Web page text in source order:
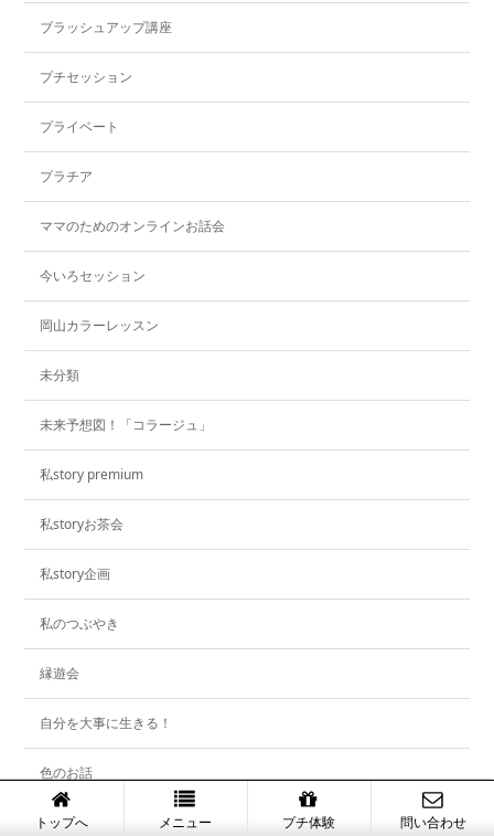
ブラッシュアップ講座
プチセッション
プライベート
プラチア
ママのためのオンラインお話会
今いろセッション
岡山カラーレッスン
未分類
未来予想図！「コラージュ」
私story premium
私storyお茶会
私story企画
私のつぶやき
縁遊会
自分を大事に生きる！
色のお話
色彩心理セラピー講座・セミナー
トップへ メニュー プチ体験 問い合わせ